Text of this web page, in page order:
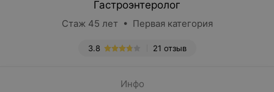
Гастроэнтеролог
Стаж 45 лет • Первая категория
21 отзыв
3.8
Инфо